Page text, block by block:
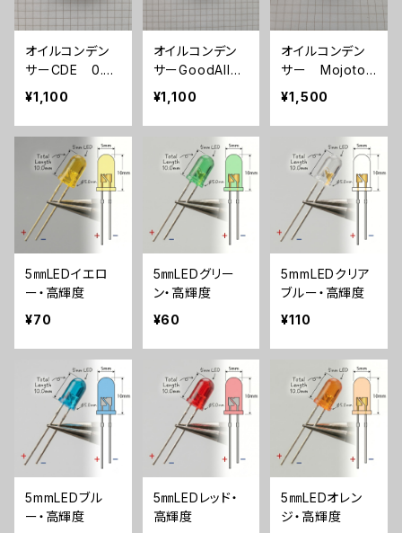
オイルコンデン
サーCDE 0.0
47uF【在庫限
り】
¥1,100
オイルコンデン
サーGoodAll
0.033uF【在庫
限り】
¥1,100
オイルコンデン
サー Mojoton
e Vitamin T
0.022uF/600V
【在庫限り】
¥1,500
5㎜LEDイエロ
ー・高輝度
¥70
5㎜LEDグリー
ン・高輝度
¥60
5mmLEDクリア
ブルー・高輝度
¥110
5mmLEDブル
ー・高輝度
5㎜LEDレッド・
高輝度
5㎜LEDオレン
ジ・高輝度